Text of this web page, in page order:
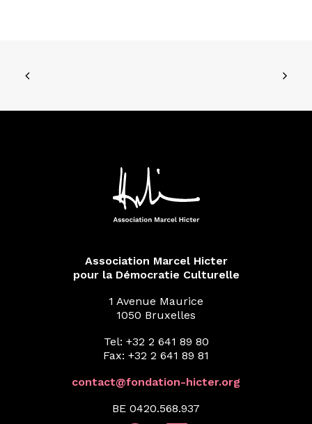
Association Marcel Hicter
pour la Démocratie Culturelle
1 Avenue Maurice
1050 Bruxelles
Tel: +32 2 641 89 80
Fax: +32 2 641 89 81
contact@fondation-hicter.org
BE 0420.568.937